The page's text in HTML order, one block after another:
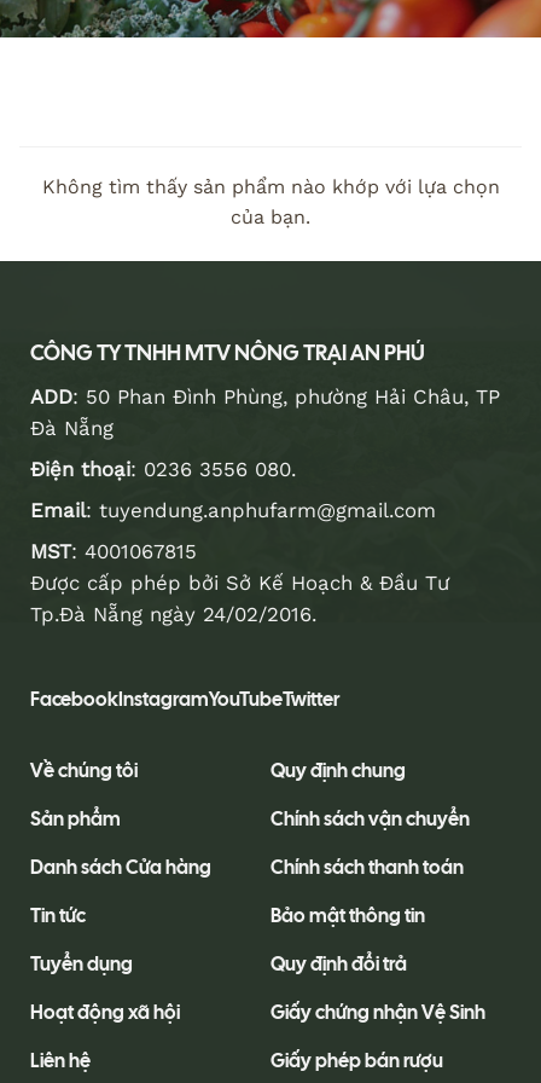
Không tìm thấy sản phẩm nào khớp với lựa chọn
của bạn.
CÔNG TY TNHH MTV NÔNG TRẠI AN PHÚ
ADD: 50 Phan Đình Phùng, phường Hải Châu, TP
Đà Nẵng
Điện thoại: 0236 3556 080.
Email: tuyendung.anphufarm@gmail.com
MST: 4001067815
Được cấp phép bởi Sở Kế Hoạch & Đầu Tư
Tp.Đà Nẵng ngày 24/02/2016.
FacebookInstagramYouTubeTwitter
Về chúng tôi
Sản phẩm
Danh sách Cửa hàng
Tin tức
Tuyển dụng
Hoạt động xã hội
Liên hệ
Quy định chung
Chính sách vận chuyển
Chính sách thanh toán
Bảo mật thông tin
Quy định đổi trả
Giấy chứng nhận Vệ Sinh
Giấy phép bán rượu